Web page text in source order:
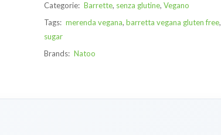
Categorie: Barrette, senza glutine, Vegano
Tags: merenda vegana, barretta vegana gluten free,
sugar
Brands: Natoo